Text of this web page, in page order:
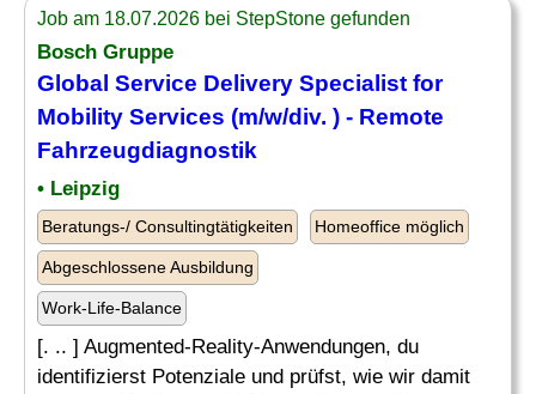
Job am 18.07.2026 bei StepStone gefunden
Bosch Gruppe
Global Service Delivery Specialist for
Mobility Services (m/w/div. ) - Remote
Fahrzeugdiagnostik
• Leipzig
Beratungs-/ Consultingtätigkeiten Homeoffice möglich
Abgeschlossene Ausbildung
Work-Life-Balance
[. .. ] Augmented-Reality-Anwendungen, du
identifizierst Potenziale und prüfst, wie wir damit